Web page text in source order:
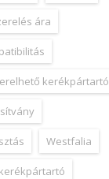
ára
kerékpártartó
Westfalia